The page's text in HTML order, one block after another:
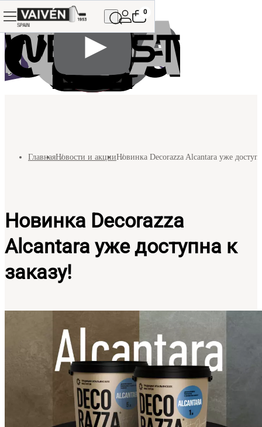
0
ГлавнаяНовости и акцииНовинка Decorazza Alcantara уже
Новинка Decorazza
Alcantara уже доступна к
заказу!